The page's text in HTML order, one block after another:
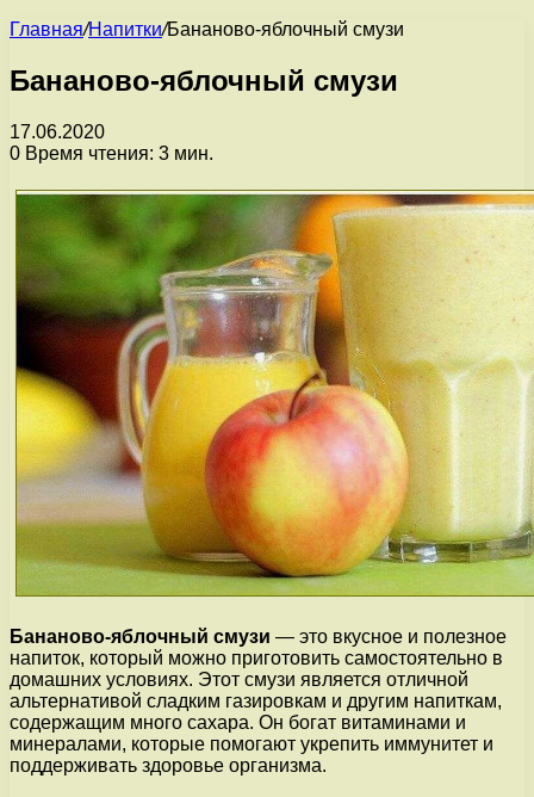
Главная/Напитки/Бананово-яблочный смузи
Бананово-яблочный смузи
17.06.2020
0 Время чтения: 3 мин.
Бананово-яблочный смузи — это вкусное и полезное
напиток, который можно приготовить самостоятельно в
домашних условиях. Этот смузи является отличной
альтернативой сладким газировкам и другим напиткам,
содержащим много сахара. Он богат витаминами и
минералами, которые помогают укрепить иммунитет и
поддерживать здоровье организма.